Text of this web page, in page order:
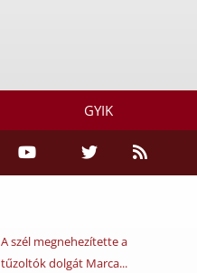
GYIK
A szél megnehezítette a
tűzoltók dolgát Marca...